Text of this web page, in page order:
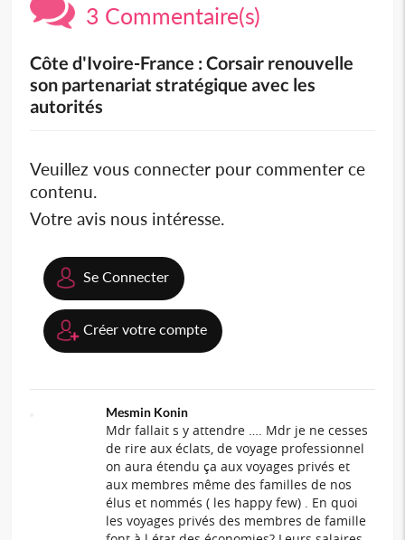
3 Commentaire(s)
Côte d'Ivoire-France : Corsair renouvelle
son partenariat stratégique avec les
autorités
Veuillez vous connecter pour commenter ce
contenu.
Votre avis nous intéresse.
Se Connecter
Créer votre compte
Mesmin Konin
Mdr fallait s y attendre …. Mdr je ne cesses
de rire aux éclats, de voyage professionnel
on aura étendu ça aux voyages privés et
aux membres même des familles de nos
élus et nommés ( les happy few) . En quoi
les voyages privés des membres de famille